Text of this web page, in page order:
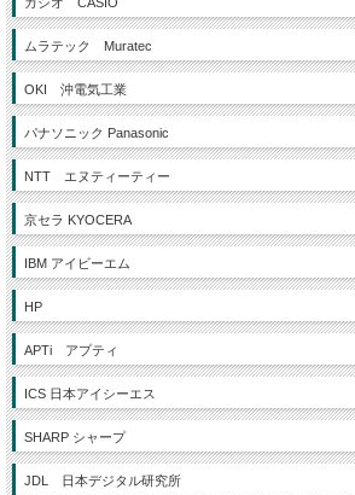
ムラテック Muratec
OKI 沖電気工業
パナソニック Panasonic
NTT エヌティーティー
京セラ KYOCERA
IBM アイビーエム
HP
APTi アプティ
ICS 日本アイシーエス
SHARP シャープ
JDL 日本デジタル研究所